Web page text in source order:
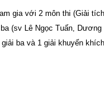
gia với 2 môn thi (Giải
(sv Lê Ngọc Tuấn,
ba và 1 giải khuyến